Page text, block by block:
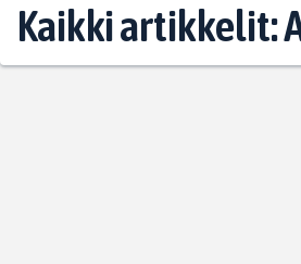
Kaikki artikkelit: